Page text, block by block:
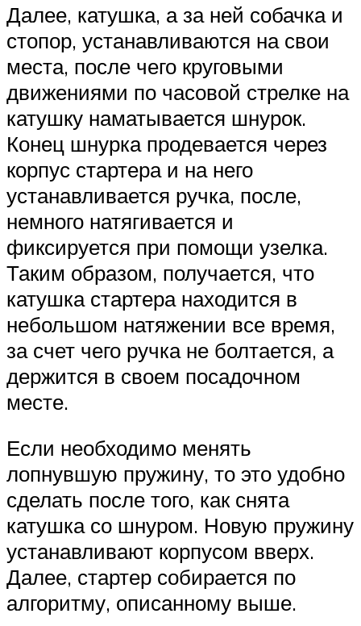
Далее, катушка, а за ней собачка и
стопор, устанавливаются на свои
места, после чего круговыми
движениями по часовой стрелке на
катушку наматывается шнурок.
Конец шнурка продевается через
корпус стартера и на него
устанавливается ручка, после,
немного натягивается и
фиксируется при помощи узелка.
Таким образом, получается, что
катушка стартера находится в
небольшом натяжении все время,
за счет чего ручка не болтается, а
держится в своем посадочном
месте.
Если необходимо менять
лопнувшую пружину, то это удобно
сделать после того, как снята
катушка со шнуром. Новую пружину
устанавливают корпусом вверх.
Далее, стартер собирается по
алгоритму, описанному выше.